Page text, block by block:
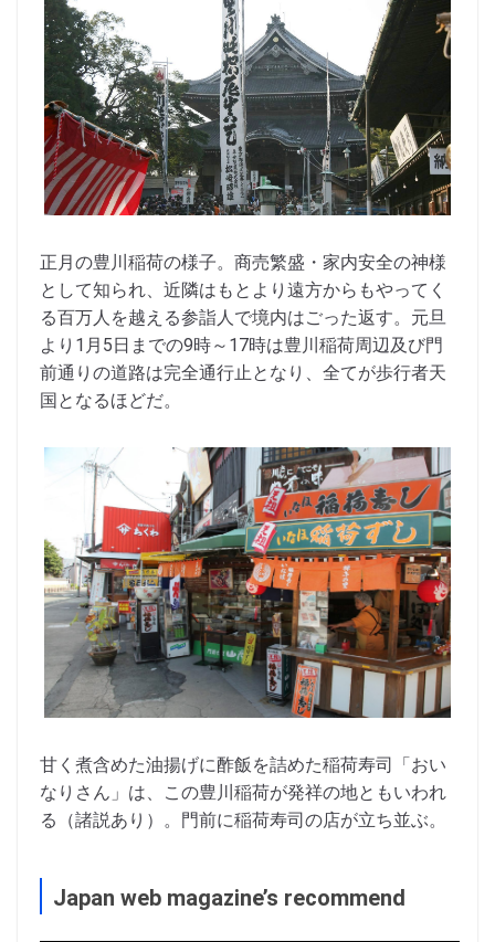
正月の豊川稲荷の様子。商売繁盛・家内安全の神様
として知られ、近隣はもとより遠方からもやってく
る百万人を越える参詣人で境内はごった返す。元旦
より1月5日までの9時～17時は豊川稲荷周辺及び門
前通りの道路は完全通行止となり、全てが歩行者天
国となるほどだ。
甘く煮含めた油揚げに酢飯を詰めた稲荷寿司「おい
なりさん」は、この豊川稲荷が発祥の地ともいわれ
る（諸説あり）。門前に稲荷寿司の店が立ち並ぶ。
Japan web magazine’s recommend